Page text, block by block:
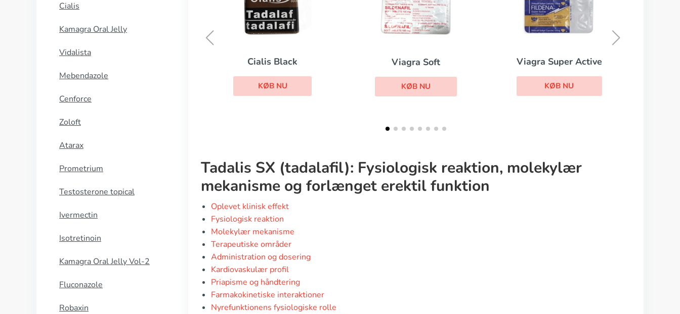
Cialis
Kamagra Oral Jelly
Vidalista
Mebendazole
Cenforce
Zoloft
Atarax
Prometrium
Testosterone topical
Ivermectin
Isotretinoin
Kamagra Oral Jelly Vol-2
Fluconazole
Robaxin
Viagra Soft
KØB NU
Viagra Super Active
KØB NU
Cialis Soft
Tadalis SX (tadalafil): Fysiologisk reaktion, molekylær
mekanisme og forlænget erektil funktion
Oplevet klinisk effekt
Fysiologisk reaktion
Molekylær mekanisme
Terapeutiske områder
Administration og dosering
Kardiovaskulær profil
Priapisme og håndtering
Farmakokinetiske interaktioner
Nyrefunktionens fysiologiske rolle